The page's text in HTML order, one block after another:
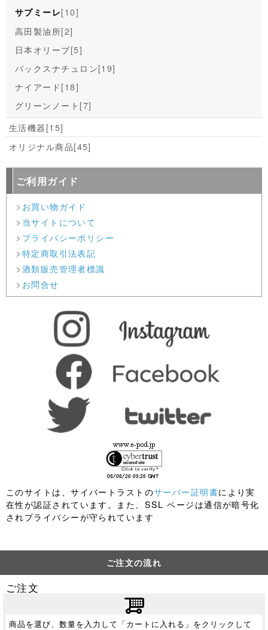
サプミーレ[10]
高田製油所[2]
日本オリーブ[5]
パックスナチュロン[19]
ナイアード[18]
グリーンノート [7]
生活機器[15]
オリジナル商品[45]
ご利用ガイド
お買い物ガイド
当サイトについて
プライバシーポリシー
特定商取引法表記
酒類販売管理者標識
お問合せ
このサイトは、サイバートラストのサーバー証明書により実
在性が認証されています。また、SSL ページは通信が暗号化
されプライバシーが守られています
ご注文の流れ
ご注文
商品を選び、数量を入力して「カートに入れる」をクリックして